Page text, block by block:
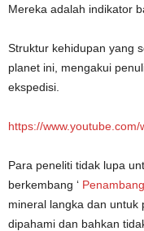
Mereka adalah indikator
Struktur kehidupan yang
planet ini, mengakui
ekspedisi.
https://
Para peneliti tidak lupa
berkembang ‘
mineral langka dan untuk
dipahami dan bahkan